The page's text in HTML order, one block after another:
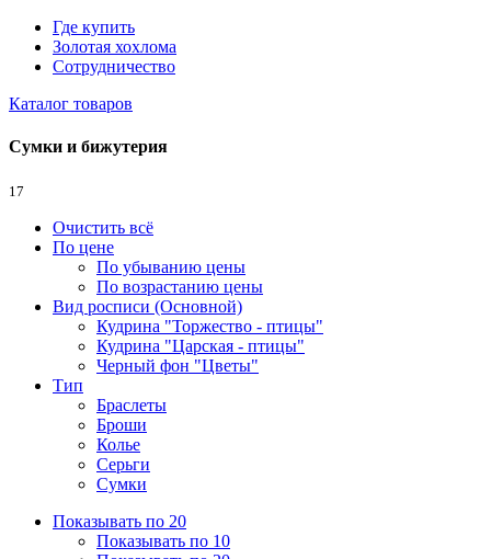
Где купить
Золотая хохлома
Сотрудничество
Каталог товаров
Сумки и бижутерия
17
Очистить всё
По цене
По убыванию цены
По возрастанию цены
Вид росписи (Основной)
Кудрина "Торжество - птицы"
Кудрина "Царская - птицы"
Черный фон "Цветы"
Тип
Браслеты
Броши
Колье
Серьги
Сумки
Показывать по 20
Показывать по 10